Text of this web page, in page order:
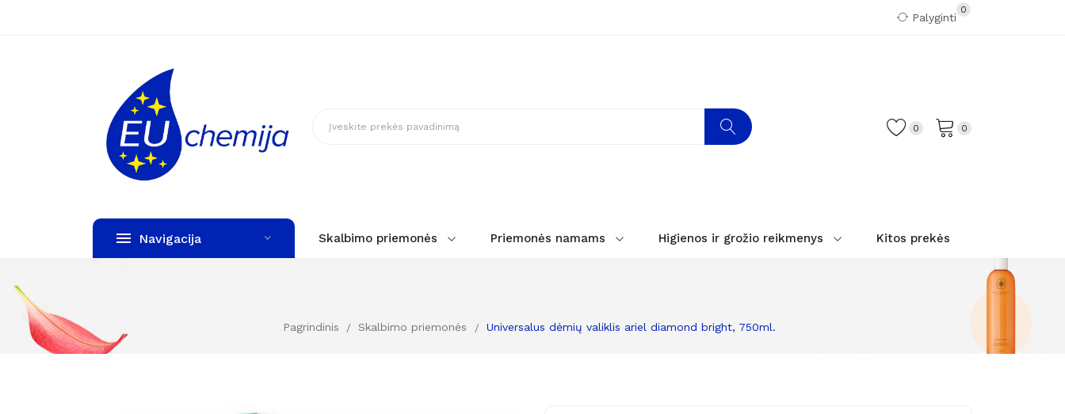
Palyginti
0
0
0
Navigacija Skalbimo priemonės Priemonės namams Higienos ir grožio reikmenys Kitos prekės
Pagrindinis Skalbimo priemonės Universalus dėmių valiklis ariel diamond bright, 750ml.